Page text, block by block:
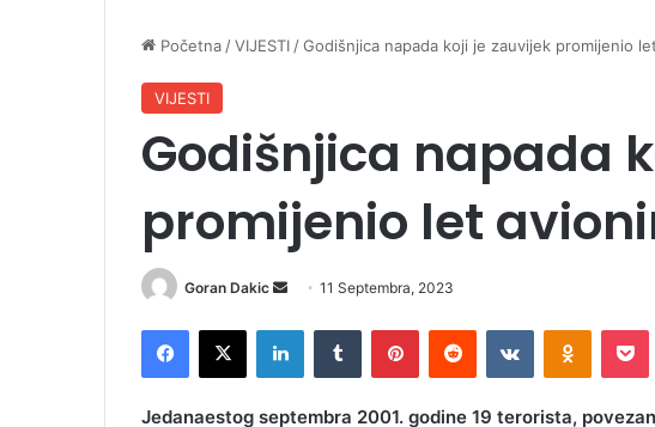
Početna /VIJESTI /Godišnjica napada koji je zauvijek promijenio
VIJESTI
Godišnjica napada
promijenio let
Goran Dakic
d
11 Septembra, 2023
Jedanaestog septembra 2001. godine 19 terorista,